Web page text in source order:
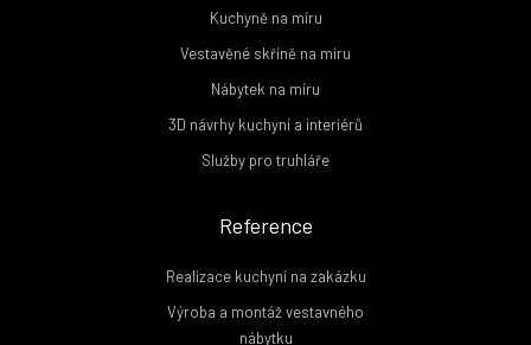
Kuchyně na míru
Vestavěné skříně na míru
Nábytek na míru
3D návrhy kuchyní a interiérů
Služby pro truhláře
Reference
Realizace kuchyní na zakázku
Výroba a montáž vestavného
nábytku